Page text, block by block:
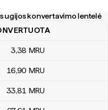
ugijos konvertavimo lentelė
konvertavimo lentelė
3,38 MRU
16,90 MRU
33,81 MRU